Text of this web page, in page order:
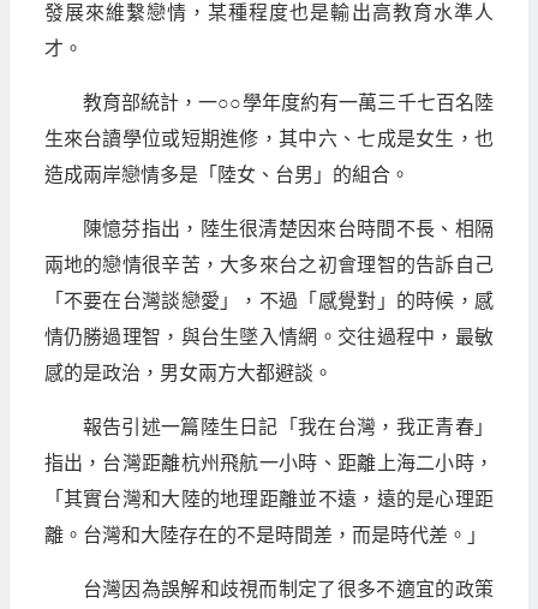
發展來維繫戀情，某種程度也是輸出高教育水準人
才。
教育部統計，一○○學年度約有一萬三千七百名陸
生來台讀學位或短期進修，其中六、七成是女生，也
造成兩岸戀情多是「陸女、台男」的組合。
陳憶芬指出，陸生很清楚因來台時間不長、相隔
兩地的戀情很辛苦，大多來台之初會理智的告訴自己
「不要在台灣談戀愛」，不過「感覺對」的時候，感
情仍勝過理智，與台生墜入情網。交往過程中，最敏
感的是政治，男女兩方大都避談。
報告引述一篇陸生日記「我在台灣，我正青春」
指出，台灣距離杭州飛航一小時、距離上海二小時，
「其實台灣和大陸的地理距離並不遠，遠的是心理距
離。台灣和大陸存在的不是時間差，而是時代差。」
台灣因為誤解和歧視而制定了很多不適宜的政策